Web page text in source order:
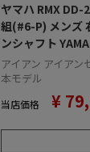
ヤマハ RMX DD-
組(#6-P) メンズ
ンシャフト
デル 日本正規品
アイアン アイア
本モデル
当店価格 ¥